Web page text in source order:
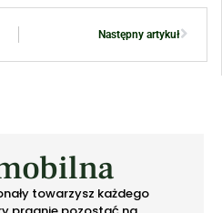
Następny artykuł
towarzysz każdego